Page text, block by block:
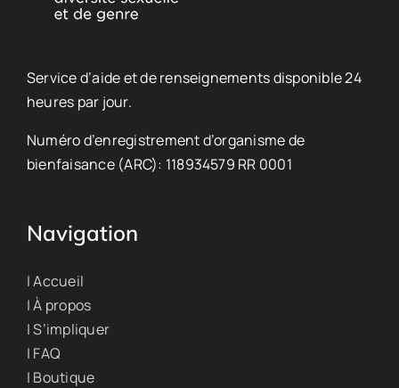
Service d’aide et de renseignements disponible 24
heures par jour.
Numéro d’enregistrement d’organisme de
bienfaisance (ARC): 118934579 RR 0001
Navigation
| Accueil
| À propos
| S’impliquer
| FAQ
| Boutique